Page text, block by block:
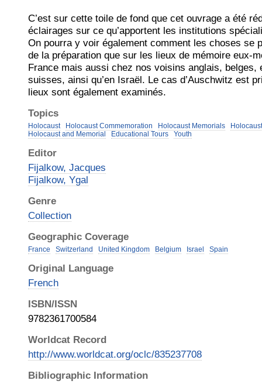
C’est sur cette toile de fond que cet ouvrage a été
éclairages sur ce qu’apportent les institutions
On pourra y voir également comment les choses se
de la préparation que sur les lieux de mémoire eux-
France mais aussi chez nos voisins anglais, belges,
suisses, ainsi qu’en Israël. Le cas d’Auschwitz est
lieux sont également examinés.
Topics
Holocaust Holocaust Commemoration Holocaust Memorials
Holocaust and Memorial
Educational Tours Youth
Editor
Fijalkow, Jacques
Fijalkow, Ygal
Genre
Collection
Geographic Coverage
France Switzerland United Kingdom Belgium Israel Spain
Original Language
French
ISBN/ISSN
9782361700584
Worldcat Record
http://www.worldcat.org/oclc/835237708
Bibliographic Information